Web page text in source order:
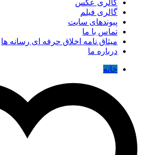
گالری عکس
گالری فیلم
پیوندهای سایت
تماس با ما
میثاق نامه اخلاق حرفه ای رسانه ها
درباره ما
خانه